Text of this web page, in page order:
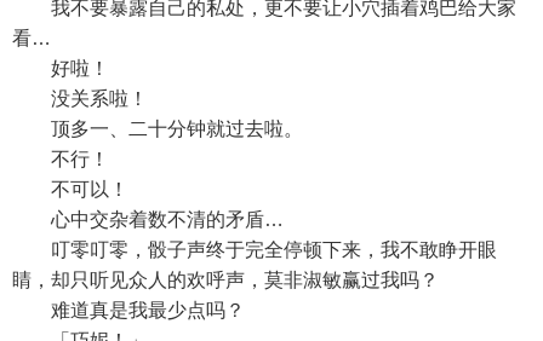
我不要暴露自己的私处，更不要让小穴插着鸡巴给大家
看…
好啦！
没关系啦！
顶多一、二十分钟就过去啦。
不行！
不可以！
心中交杂着数不清的矛盾…
叮零叮零，骰子声终于完全停顿下来，我不敢睁开眼
睛，却只听见众人的欢呼声，莫非淑敏赢过我吗？
难道真是我最少点吗？